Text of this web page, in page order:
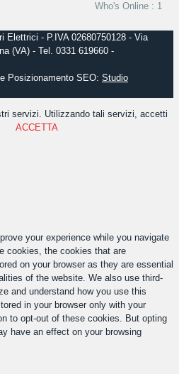
Who's Online : 1
Elettrici - P.IVA 02680750128 - Via
(VA) - Tel. 0331 619660 -
Posizionamento SEO: Studio
servizi. Utilizzando tali servizi, accetti
ACCETTA
your experience while you navigate
cookies, the cookies that are
on your browser as they are essential
of the website. We also use third-
and understand how you use this
in your browser only with your
to opt-out of these cookies. But opting
have an effect on your browsing